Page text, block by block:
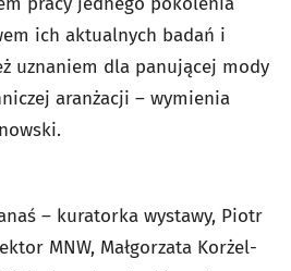
ich aktualnych badań i
uznaniem dla panującej mody
aranżacji – wymienia
– kuratorka wystawy, Piotr
MNW, Małgorzata Korżel-